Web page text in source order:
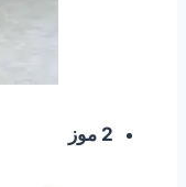
2 موز